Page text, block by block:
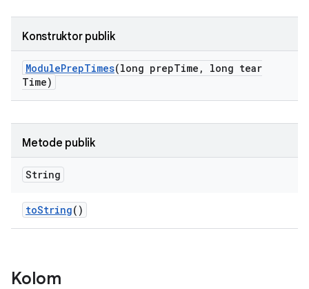
Konstruktor publik
ModulePrepTimes(long prepTime ,
long tear
Time)
Metode publik
String
toString()
Kolom